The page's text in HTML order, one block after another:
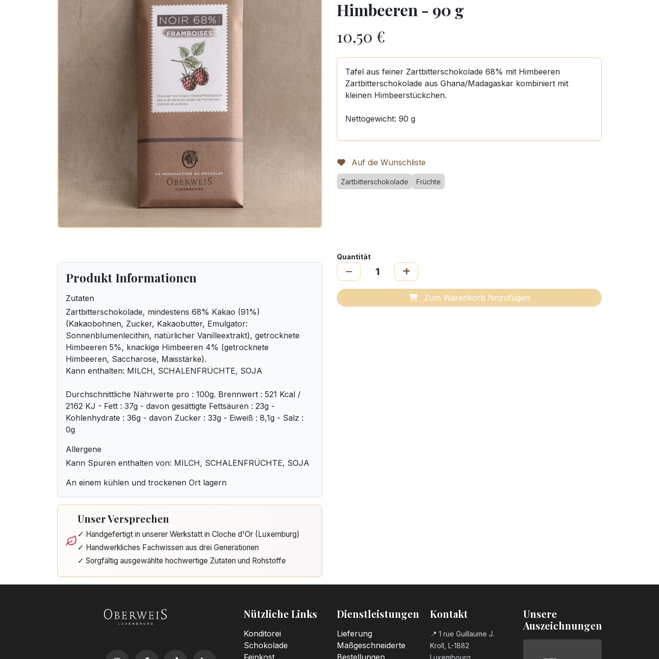
Himbeeren - 90 g
10,50 €
Tafel aus feiner Zartbitterschokolade 68% mit Himbeeren
Zartbitterschokolade aus Ghana/Madagaskar kombiniert mit
kleinen Himbeerstückchen.
Nettogewicht: 90 g
Auf die Wunschliste
Zartbitterschokolade Früchte
Produkt Informationen
Zutaten
Zartbitterschokolade, mindestens 68% Kakao (91%)
(Kakaobohnen, Zucker, Kakaobutter, Emulgator:
Sonnenblumenlecithin, natürlicher Vanilleextrakt), getrocknete
Himbeeren 5%, knackige Himbeeren 4% (getrocknete
Himbeeren, Saccharose, Maisstärke).
Kann enthalten: MILCH, SCHALENFRÜCHTE, SOJA
Durchschnittliche Nährwerte pro : 100g. Brennwert : 521 Kcal /
2162 KJ - Fett : 37g - davon gesättigte Fettsäuren : 23g -
Kohlenhydrate : 36g - davon Zucker : 33g - Eiweiß : 8,1g - Salz :
0g
Allergene
Kann Spuren enthalten von: MILCH, SCHALENFRÜCHTE, SOJA
An einem kühlen und trockenen Ort lagern
Unser Versprechen
✓ Handgefertigt in unserer Werkstatt in Cloche d'Or (Luxemburg)
✓ Handwerkliches Fachwissen aus drei Generationen
✓ Sorgfältig ausgewählte hochwertige Zutaten und Rohstoffe
Quantität
Zum Warenkorb hinzufügen
Nützliche Links
Konditorei
Schokolade
Dienstleistungen
Lieferung
Maßgeschneiderte
Kontakt
📍 1 rue Guillaume J.
Kroll, L-1882
Unsere
Auszeichnungen